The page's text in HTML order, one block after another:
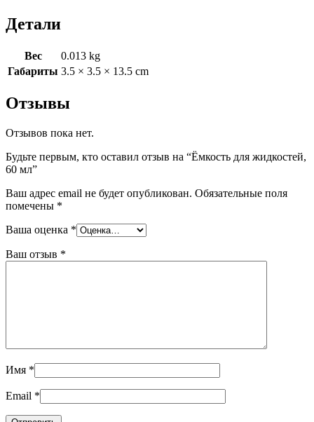
Детали
Вес
0.013 kg
Габариты 3.5 × 3.5 × 13.5 cm
Отзывы
Отзывов пока нет.
Будьте первым, кто оставил отзыв на “Ёмкость для жидкостей,
60 мл”
Ваш адрес email не будет опубликован. Обязательные поля
помечены *
Ваша оценка *
Ваш отзыв *
Имя *
Email *